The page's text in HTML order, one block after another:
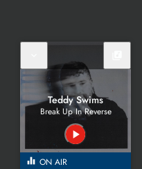
Teddy Swims
Break Up In Reverse
play_arrow
equalizer ON AIR